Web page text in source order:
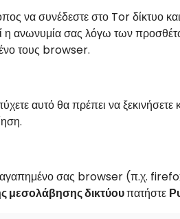
να συνέδεστε στο Tor δίκτυο
η ανωνυμία σας λόγω των
τους browser.
αυτό θα πρέπει να
αγαπημένο σας browser (π.χ.
μεσολάβησης δικτύουπατήστε